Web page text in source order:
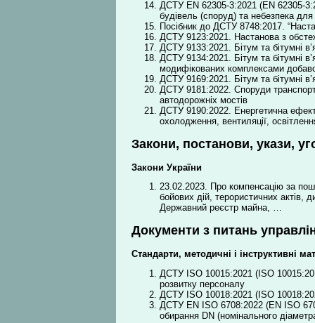
ДСТУ EN 62305-3:2021 (EN 62305-
будівель (споруд) та небезпека
Посібник до ДСТУ 8748:2017.
ДСТУ 9123:2021. Настанова з
ДСТУ 9133:2021. Бітум та бітумні
ДСТУ 9134:2021. Бітум та бітумні
модифікованих комплексами
ДСТУ 9169:2021. Бітум та бітумні
ДСТУ 9181:2022. Споруди
автодорожніх мостів
ДСТУ 9190:2022. Енергетична
охолодження, вентиляції,
Закони, постанови, укази,
Закони України
23.02.2023. Про компенсацію за
бойових дій, терористичних актів,
Державний реєстр майна, …
Документи з питань
Стандарти, методичні і інструктивні
ДСТУ ISO 10015:2021 (ISO
розвитку персоналу
ДСТУ ISO 10018:2021 (ISO
ДСТУ EN ISO 6708:2022 (EN ISO
обирання DN (номінального